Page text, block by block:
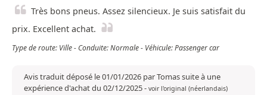
Très bons pneus. Assez silencieux. Je suis satisfait du
prix. Excellent achat.
Type de route: Ville - Conduite: Normale - Véhicule: Passenger car
Avis traduit déposé le 01/01/2026 par Tomas suite à une
expérience d'achat du 02/12/2025- voir l'original (néerlandais)